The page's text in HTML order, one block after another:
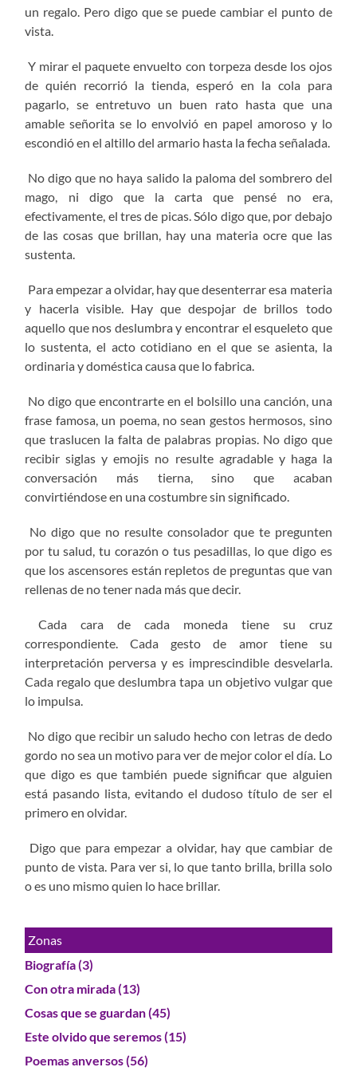
un regalo. Pero digo que se puede cambiar el punto de
vista.
Y mirar el paquete envuelto con torpeza desde los ojos
de quién recorrió la tienda, esperó en la cola para
pagarlo, se entretuvo un buen rato hasta que una
amable señorita se lo envolvió en papel amoroso y lo
escondió en el altillo del armario hasta la fecha señalada.
No digo que no haya salido la paloma del sombrero del
mago, ni digo que la carta que pensé no era,
efectivamente, el tres de picas. Sólo digo que, por debajo
de las cosas que brillan, hay una materia ocre que las
sustenta.
Para empezar a olvidar, hay que desenterrar esa materia
y hacerla visible. Hay que despojar de brillos todo
aquello que nos deslumbra y encontrar el esqueleto que
lo sustenta, el acto cotidiano en el que se asienta, la
ordinaria y doméstica causa que lo fabrica.
No digo que encontrarte en el bolsillo una canción, una
frase famosa, un poema, no sean gestos hermosos, sino
que traslucen la falta de palabras propias. No digo que
recibir siglas y emojis no resulte agradable y haga la
conversación más tierna, sino que acaban
convirtiéndose en una costumbre sin significado.
No digo que no resulte consolador que te pregunten
por tu salud, tu corazón o tus pesadillas, lo que digo es
que los ascensores están repletos de preguntas que van
rellenas de no tener nada más que decir.
Cada cara de cada moneda tiene su cruz
correspondiente. Cada gesto de amor tiene su
interpretación perversa y es imprescindible desvelarla.
Cada regalo que deslumbra tapa un objetivo vulgar que
lo impulsa.
No digo que recibir un saludo hecho con letras de dedo
gordo no sea un motivo para ver de mejor color el día. Lo
que digo es que también puede significar que alguien
está pasando lista, evitando el dudoso título de ser el
primero en olvidar.
Digo que para empezar a olvidar, hay que cambiar de
punto de vista. Para ver si, lo que tanto brilla, brilla solo
o es uno mismo quien lo hace brillar.
Zonas
Biografía(3)
Con otra mirada(13)
Cosas que se guardan(45)
Este olvido que seremos(15)
Poemas anversos(56)